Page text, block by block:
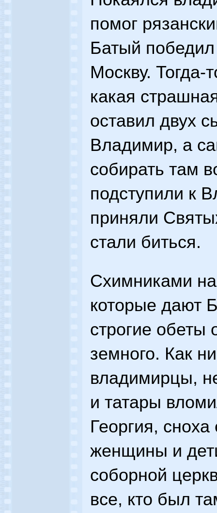
помог
Батый
Москву. Тогда-
какая
оставил двух
Владимир, а
собирать там
подступили к
приняли
стали биться.
Схимниками
которые дают
строгие обеты
земного. Как
владимирцы,
и татары
Георгия,
женщины и
соборной
все, кто был